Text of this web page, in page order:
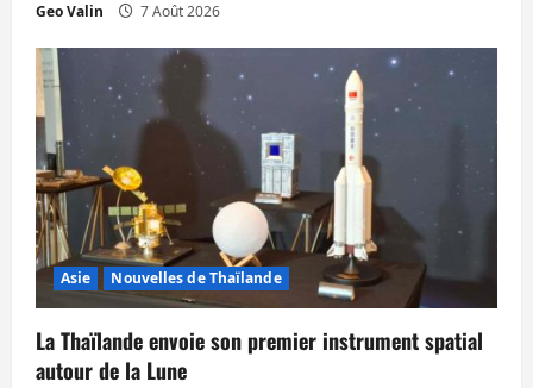
Geo Valin 7 Août 2026
Asie Nouvelles de Thaïlande
La Thaïlande envoie son premier instrument spatial
autour de la Lune